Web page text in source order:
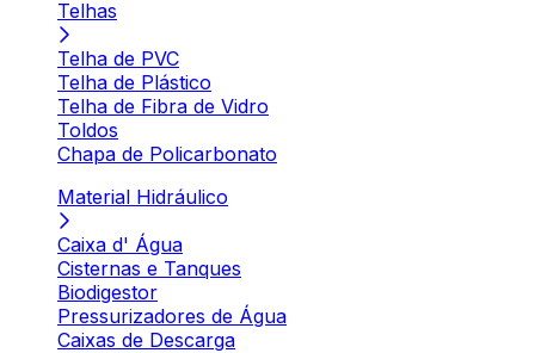
Telhas
Telha de PVC
Telha de Plástico
Telha de Fibra de Vidro
Toldos
Chapa de Policarbonato
Material Hidráulico
Caixa d' Água
Cisternas e Tanques
Biodigestor
Pressurizadores de Água
Caixas de Descarga